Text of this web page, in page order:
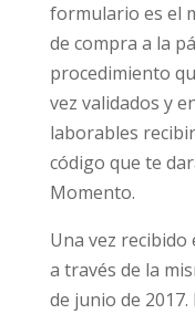
formulario es el
de compra a la
procedimiento
vez validados y
laborables
código que te
Momento.
Una vez recibido
a través de la
de junio de